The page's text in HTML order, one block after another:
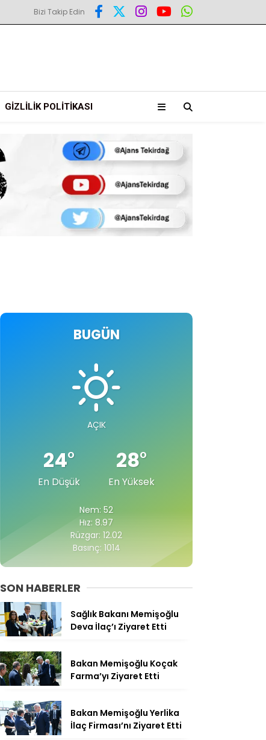
Bizi Takip Edin
GIZLILIK POLITIKASI
BUGÜN
AÇIK
24°
En Düşük
28°
En Yüksek
Nem: 52
Hız: 8.97
Rüzgar: 12.02
Basınç: 1014
SON HABERLER
Sağlık Bakanı Memişoğlu
Deva İlaç’ı Ziyaret Etti
Bakan Memişoğlu Koçak
Farma’yı Ziyaret Etti
Bakan Memişoğlu Yerlika
İlaç Firması’nı Ziyaret Etti